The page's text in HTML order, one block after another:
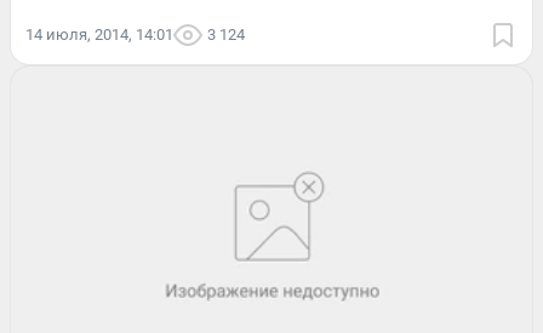
14 июля, 2014, 14:01 3 124